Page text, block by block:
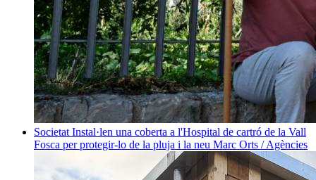
Societat Instal·len una coberta a l'Hospital de cartró de la Vall
Fosca per protegir-lo de la pluja i la neu Marc Orts / Agències